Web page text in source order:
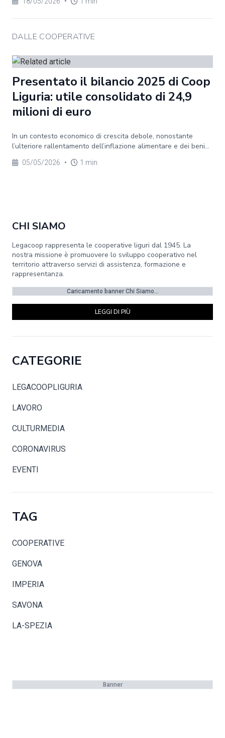
DALLE COOPERATIVE
Presentato il bilancio 2025 di Coop
Liguria: utile consolidato di 24,9
milioni di euro
In un contesto economico di crescita debole, nonostante
l’ulteriore rallentamento dell’inflazione alimentare e dei beni...
05/05/2026 • 1 min
CHI SIAMO
Legacoop rappresenta le cooperative liguri dal 1945. La
nostra missione è promuovere lo sviluppo cooperativo nel
territorio attraverso servizi di assistenza, formazione e
rappresentanza.
Caricamento banner Chi Siamo...
LEGGI DI PIÙ
CATEGORIE
LEGACOOPLIGURIA
LAVORO
CULTURMEDIA
CORONAVIRUS
EVENTI
TAG
COOPERATIVE
GENOVA
IMPERIA
SAVONA
LA-SPEZIA
Banner